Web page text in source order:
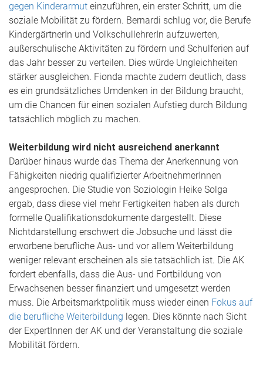
gegen Kinderarmut einzuführen, ein erster Schritt, um die
soziale Mobilität zu fördern. Bernardi schlug vor, die Berufe
KindergärtnerIn und VolkschullehrerIn aufzuwerten,
außerschulische Aktivitäten zu fördern und Schulferien auf
das Jahr besser zu verteilen. Dies würde Ungleichheiten
stärker ausgleichen. Fionda machte zudem deutlich, dass
es ein grundsätzliches Umdenken in der Bildung braucht,
um die Chancen für einen sozialen Aufstieg durch Bildung
tatsächlich möglich zu machen.
Weiterbildung wird nicht ausreichend anerkannt
Darüber hinaus wurde das Thema der Anerkennung von
Fähigkeiten niedrig qualifizierter ArbeitnehmerInnen
angesprochen. Die Studie von Soziologin Heike Solga
ergab, dass diese viel mehr Fertigkeiten haben als durch
formelle Qualifikationsdokumente dargestellt. Diese
Nichtdarstellung erschwert die Jobsuche und lässt die
erworbene berufliche Aus- und vor allem Weiterbildung
weniger relevant erscheinen als sie tatsächlich ist. Die AK
fordert ebenfalls, dass die Aus- und Fortbildung von
Erwachsenen besser finanziert und umgesetzt werden
muss. Die Arbeitsmarktpolitik muss wieder einen Fokus auf
die berufliche Weiterbildung legen. Dies könnte nach Sicht
der ExpertInnen der AK und der Veranstaltung die soziale
Mobilität fördern.